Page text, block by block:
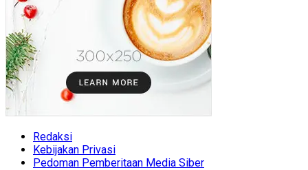
Redaksi
Kebijakan Privasi
Pedoman Pemberitaan Media Siber